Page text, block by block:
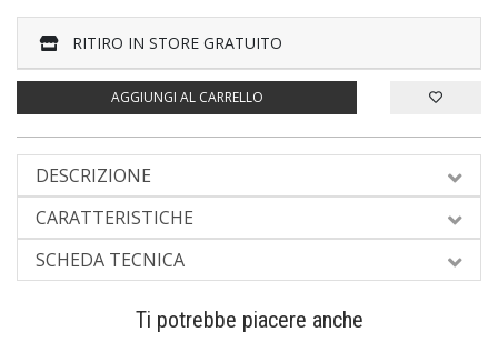
RITIRO IN STORE GRATUITO
AGGIUNGI AL CARRELLO
DESCRIZIONE
CARATTERISTICHE
SCHEDA TECNICA
Ti potrebbe piacere anche